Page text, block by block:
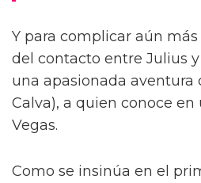
Y para complicar aún
del contacto entre Julius
una apasionada aventura
Calva), a quien conoce en
Vegas.
Como se insinúa en el